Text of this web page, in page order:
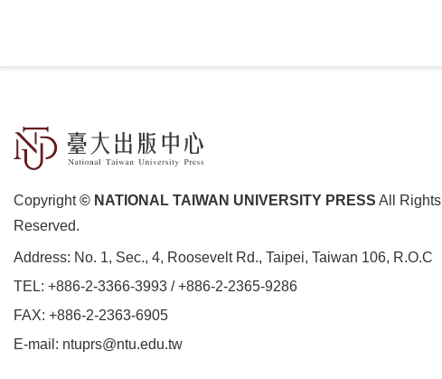
Copyright© NATIONAL TAIWAN UNIVERSITY PRESS All Rights
Reserved.
Address: No. 1, Sec., 4, Roosevelt Rd., Taipei, Taiwan 106, R.O.C
TEL: +886-2-3366-3993 /+886-2-2365-9286
FAX: +886-2-2363-6905
E-mail: ntuprs@ntu.edu.tw